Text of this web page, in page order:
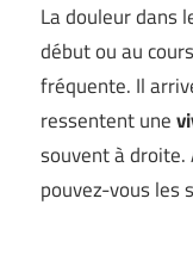
La douleur dans
début ou au
fréquente. Il
ressentent une
souvent à droite.
pouvez-vous les